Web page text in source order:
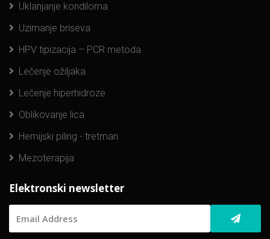
Uklanjanje kondiloma
Uzimanje briseva
HPV tipizacija – PCR metoda
Lečenje ožiljaka
Lečenje hiperhidroze
Oblikovanje lica
Hemijski piling - tretman
Mezoterapija
Elektronski newsletter